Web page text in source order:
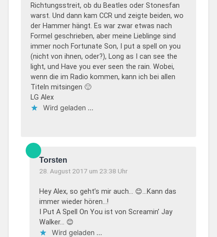
Richtungsstreit, ob du Beatles oder Stonesfan
warst. Und dann kam CCR und zeigte beiden, wo
der Hammer hängt. Es war zwar etwas nach
Formel geschrieben, aber meine Lieblinge sind
immer noch Fortunate Son, I put a spell on you
(nicht von ihnen, oder?), Long as I can see the
light, und Have you ever seen the rain. Wobei,
wenn die im Radio kommen, kann ich bei allen
Titeln mitsingen 🙂
LG Alex
Wird geladen …
Torsten
28. August 2017 um 23:38 Uhr
Hey Alex, so geht’s mir auch… 😊…Kann das
immer wieder hören…!
I Put A Spell On You ist von Screamin’ Jay
Walker… 😊
Wird geladen …